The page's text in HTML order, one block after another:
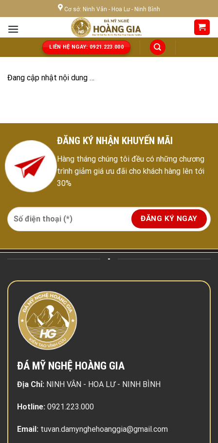
to
content
Cơ sở: Ninh Vân - Hoa Lư - Ninh Bình
LIÊN HỆ NGAY: 0921.223.000
Đang cập nhật nội dung …
ĐĂNG KÝ NHẬN KHUYẾN MÃI
Hàng tháng chúng tôi đều có những chương
trình giảm giá ưu đãi cho khách hàng lên tới
30%
-
ĐÁ MỸ NGHỆ HOÀNG GIA
Địa Chỉ: NINH VÂN - HOA LƯ - NINH BÌNH
Hotline: 0921.223.000
Email: tuvan.damynghehoanggia@gmail.com